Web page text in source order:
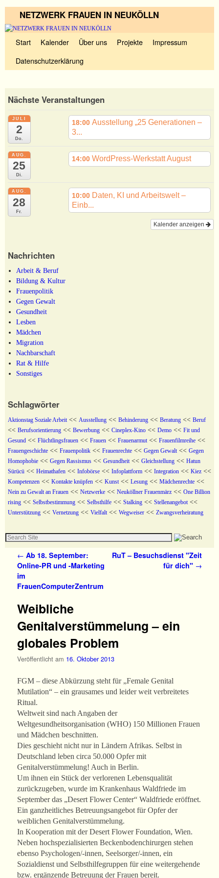
NETZWERK FRAUEN IN NEUKÖLLN
Zum sekundären Inhalt wechseln
Start Kalender Über uns Projekte
Impressum
Datenschutzerklärung
Nächste Veranstaltungen
JULI
2
Do.
18:00 Ausstellung „25 Generationen –
3...
AUG.
25
Di.
14:00 WordPress-Werkstatt August
AUG.
28
Fr.
10:00 Daten, KI und Arbeitswelt –
Einb...
Kalender anzeigen
Nachrichten
Arbeit & Beruf
Bildung & Kultur
Frauenpolitik
Gegen Gewalt
Gesundheit
Lesben
Mädchen
Migration
Nachbarschaft
Rat & Hilfe
Sonstiges
Schlagwörter
Aktionstag Soziale Arbeit<< Ausstellung << Behinderung << Beratung << Beruf
<< Berufsorientierung << Bewerbung << Cineplex-Kino << Demo << Fit und
Gesund << Flüchtlingsfrauen << Frauen << Frauenarmut<< Frauenfilmreihe <<
Frauengeschichte << Frauenpolitik << Frauenrechte << Gegen Gewalt<< Gegen
Homophobie << Gegen Rassismus << Gesundheit<< Gleichstellung << Hatun
Sürücü << Heimathafen << Infobörse << Infoplattform << Integration << Kiez <<
Kompetenzen << Kontakte knüpfen << Kunst<< Lesung << Mädchenrechte <<
Nein zu Gewalt an Frauen << Netzwerke << Neuköllner Frauenmärz << One Billion
rising << Selbstbestimmung << Selbsthilfe << Stalking << Stellenangebot<<
Unterstützung << Vernetzung << Vielfalt<< Wegweiser << Zwangsverheiratung
Artikelnavigation
← Ab 18. September:
Online-PR und -Marketing
im
FrauenComputerZentrum
RuT – Besuchsdienst "Zeit
für dich" →
Weibliche
Genitalverstümmelung – ein
globales Problem
Veröffentlicht am 16. Oktober 2013
FGM – diese Abkürzung steht für „Female Genital
Mutilation“ – ein grausames und leider weit verbreitetes
Ritual.
Weltweit sind nach Angaben der
Weltgesundheitsorganisation (WHO) 150 Millionen Frauen
und Mädchen beschnitten.
Dies geschieht nicht nur in Ländern Afrikas. Selbst in
Deutschland leben circa 50.000 Opfer mit
Genitalverstümmelung! Auch in Berlin.
Um ihnen ein Stück der verlorenen Lebensqualität
zurückzugeben, wurde im Krankenhaus Waldfriede im
September das „Desert Flower Center“ Waldfriede eröffnet.
Ein ganzheitliches Betreuungsangebot für Opfer der
weiblichen Genitalverstümmelung.
In Kooperation mit der Desert Flower Foundation, Wien.
Neben hochspezialisierten Beckenbodenchirurgen stehen
ebenso Psychologen/-innen, Seelsorger/-innen, ein
Sozialdienst und Selbsthilfegruppen für eine weitergehende
bzw. ergänzende Betreuung der Frauen bereit.